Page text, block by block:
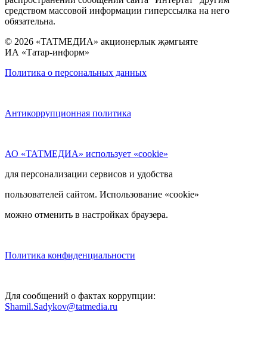
средством массовой информации гиперссылка на него
обязательна.
© 2026 «ТАТМЕДИА» акционерлык җәмгыяте
ИА «Татар-информ»
Политика о персональных данных
Антикоррупционная политика
АО «ТАТМЕДИА» использует «cookie»
для персонализации сервисов и удобства
пользователей сайтом. Использование «cookie»
можно отменить в настройках браузера.
Политика конфиденциальности
Для сообщений о фактах коррупции:
Shamil.Sadykov@tatmedia.ru